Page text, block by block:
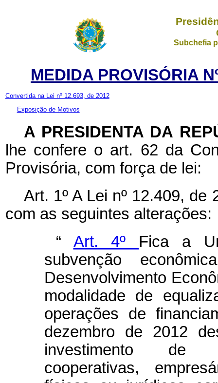
Subchefia
MEDIDA PROVISÓRIA
Convertida na Lei nº 12.693, de 2012
Exposição de Motivos
A PRESIDENTA DA
lhe confere o art. 62 da
Provisória, com força de lei:
Art. 1º A Lei nº 12.409,
com as seguintes alterações:
“ Art. 4º Fica a
subvenção
Desenvolvimento
modalidade de
operações de
dezembro de 2012
investimento de
cooperativas,